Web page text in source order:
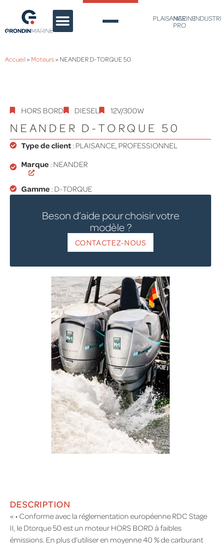
PLAISANCE
MARINE
PRO
Accueil» Moteurs» NEANDER D-TORQUE 50
HORS BORD DIESEL 12V/300W
NEANDER D-TORQUE 50
Type de client : PLAISANCE, PROFESSIONNEL
Marque: NEANDER
Gamme: D-TORQUE
Beson d’aide pour choisir votre
modèle ?
CONTACTEZ-NOUS
DESCRIPTION
« • Conforme avec la réglementation européenne RDC Stage
II, le Dtorque 50 est un moteur HORS BORD à faibles
émissions. En plus d’utiliser en moyenne 40 % de carburant